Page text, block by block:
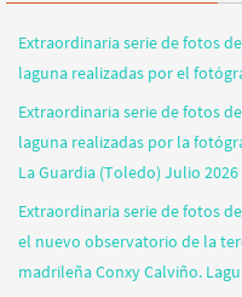
Extraordinaria serie de fotos
laguna realizadas por el
Extraordinaria serie de fotos
laguna realizadas por la
La Guardia (Toledo) Julio 2026
Extraordinaria serie de fotos
el nuevo observatorio de la
madrileña Conxy Calviño.